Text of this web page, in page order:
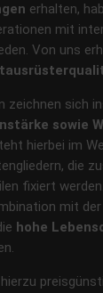
erhalten,
mit
Von uns
zeichnen sich
sowie
hierbei im
die
fixiert
mit
hohe